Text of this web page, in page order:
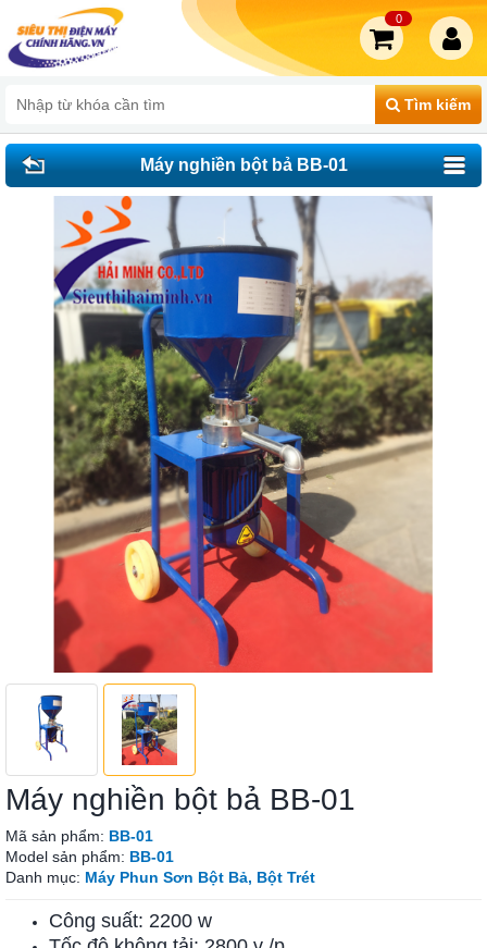
Tìm kiếm
0
Máy nghiền bột bả BB-01
Máy nghiền bột bả BB-01
Mã sản phẩm: BB-01
Model sản phẩm: BB-01
Danh mục: Máy Phun Sơn Bột Bả, Bột Trét
Công suất: 2200 w